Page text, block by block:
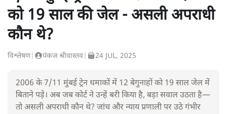
को 19 साल की जेल - असली अपराधी
कौन थे?
विश्लेषण| पंकज श्रीवास्तव 24 JUL, 2025
2006 के 7/11 मुंबई ट्रेन धमाकों में 12 बेगुनाहों को 19 साल जेल में
बिताने पड़े। अब जब कोर्ट ने उन्हें बरी किया है, बड़ा सवाल उठता है—
तो असली अपराधी कौन थे? जांच और न्याय प्रणाली पर उठे गंभीर